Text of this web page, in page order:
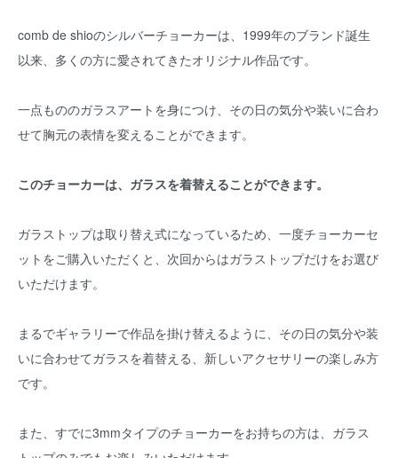
comb de shioのシルバーチョーカーは、1999年のブランド誕生
以来、多くの方に愛されてきたオリジナル作品です。
一点もののガラスアートを身につけ、その日の気分や装いに合わ
せて胸元の表情を変えることができます。
このチョーカーは、ガラスを着替えることができます。
ガラストップは取り替え式になっているため、一度チョーカーセ
ットをご購入いただくと、次回からはガラストップだけをお選び
いただけます。
まるでギャラリーで作品を掛け替えるように、その日の気分や装
いに合わせてガラスを着替える、新しいアクセサリーの楽しみ方
です。
また、すでに3mmタイプのチョーカーをお持ちの方は、ガラス